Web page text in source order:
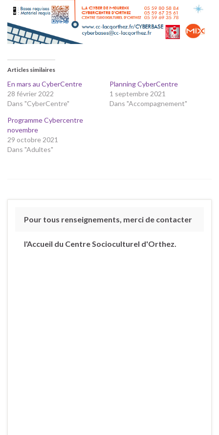
Articles similaires
En mars au CyberCentre
28 février 2022
Dans "CyberCentre"
Planning CyberCentre
1 septembre 2021
Dans "Accompagnement"
Programme Cybercentre
novembre
29 octobre 2021
Dans "Adultes"
Pour tous renseignements, merci de contacter
l'Accueil du Centre Socioculturel d'Orthez.